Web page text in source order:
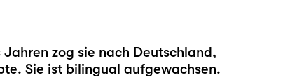
zog sie nach Deutschland,
Sie ist bilingual aufgewachsen.